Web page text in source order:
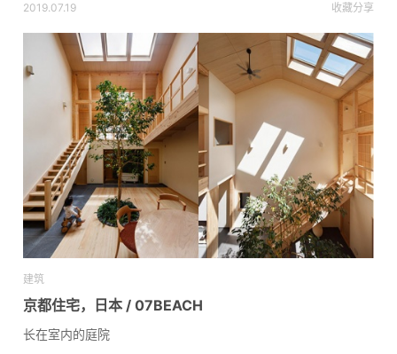
2019.07.19 收藏分享
建筑
京都住宅，日本 / 07BEACH
长在室内的庭院